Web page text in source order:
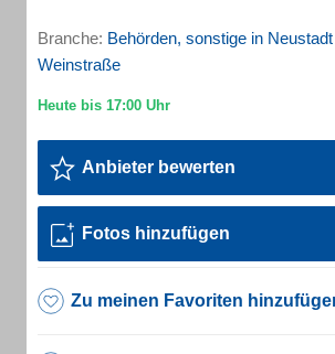
Branche: Behörden, sonstige in
Weinstraße
Anbieter bewerten
Fotos hinzufügen
Zu meinen Favoriten